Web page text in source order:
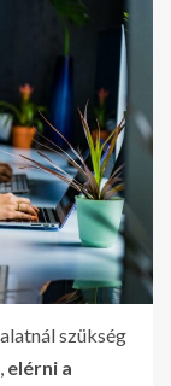
szükség
elérni a